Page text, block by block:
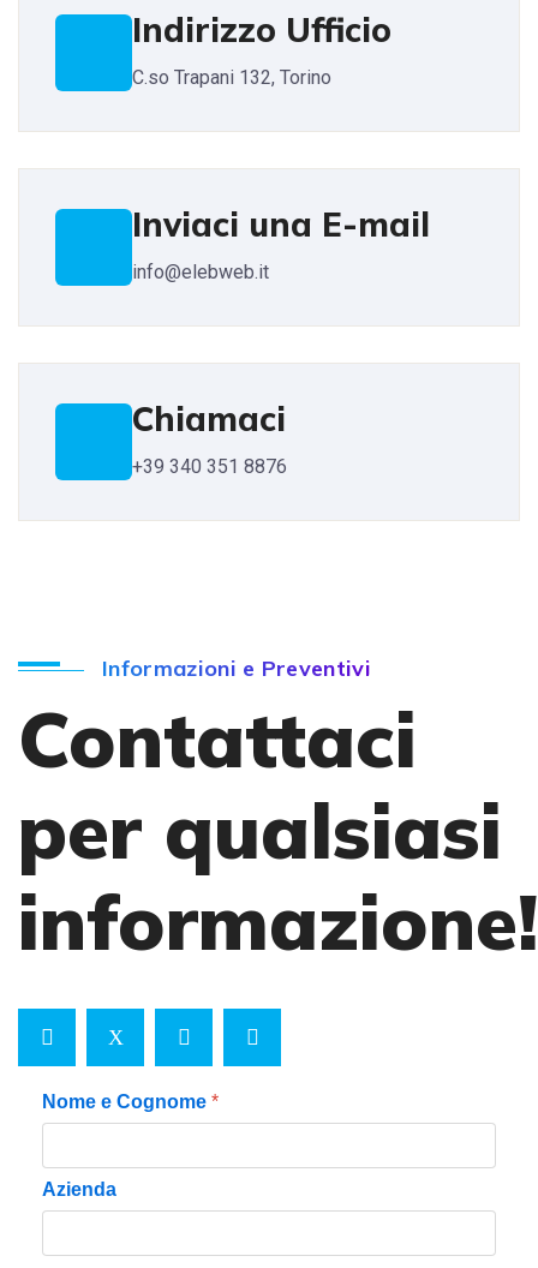
Indirizzo Ufficio
C.so Trapani 132, Torino
Inviaci una E-mail
info@elebweb.it
Chiamaci
+39 340 351 8876
Informazioni e Preventivi
Contattaci
per qualsiasi
informazione!
Nome e Cognome *
Azienda